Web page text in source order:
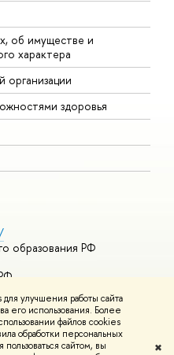
улучшения работы сайта
его использования. Более
файлов cookies
обработки персональных
пользоваться сайтом, вы
✖
об имуществе и
характера
организации
здоровья
образования РФ
Условия